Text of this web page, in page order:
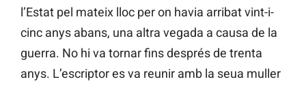
l’Estat pel mateix lloc per on havia arribat vint-i-
cinc anys abans, una altra vegada a causa de la
guerra. No hi va tornar fins després de trenta
anys. L’escriptor es va reunir amb la seua muller